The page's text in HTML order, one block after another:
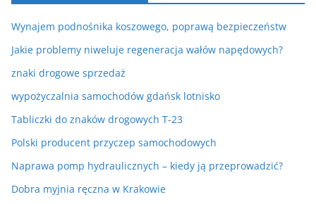
Wynajem podnośnika koszowego, poprawą bezpieczeństw
Jakie problemy niweluje regeneracja wałów napędowych?
znaki drogowe sprzedaż
wypożyczalnia samochodów gdańsk lotnisko
Tabliczki do znaków drogowych T-23
Polski producent przyczep samochodowych
Naprawa pomp hydraulicznych – kiedy ją przeprowadzić?
Dobra myjnia ręczna w Krakowie